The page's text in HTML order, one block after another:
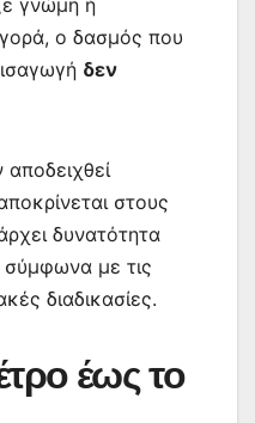
γνώμη ή
ο δασμός που
δεν
αποδειχθεί
στους
δυνατότητα
με τις
διαδικασίες.
έως το